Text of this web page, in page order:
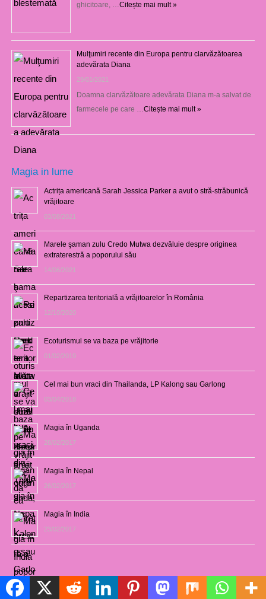
ghicitoare, …Citește mai mult »
Mulţumiri recente din Europa pentru clarvăzătoarea
adevărata Diana
29/01/2021
Doamna clarvăzătoare adevărata Diana m-a salvat de
farmecele pe care …Citește mai mult »
Magia in lume
Actrița americană Sarah Jessica Parker a avut o stră-străbunică
vrăjitoare
03/08/2021
Marele şaman zulu Credo Mutwa dezvăluie despre originea
extraterestră a poporului său
14/06/2021
Repartizarea teritorială a vrăjitoarelor în România
12/10/2020
Ecoturismul se va baza pe vrăjitorie
01/02/2019
Cel mai bun vraci din Thailanda, LP Kalong sau Garlong
03/04/2018
Magia în Uganda
28/02/2017
Magia în Nepal
26/02/2017
Magia în India
23/02/2017
Vrăjitoarele de pe site
Politică de cookie-uri